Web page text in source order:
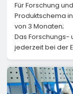
Für Forschung
Produktschema
von 3 Monaten;
Das Forschungs-
jederzeit bei der